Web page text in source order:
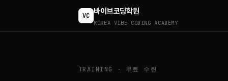
VC 바이브코딩학원
KOREA VIBE CODING ACADEMY
TRAINING · 무료 수련